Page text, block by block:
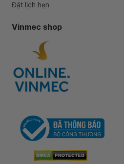
Đặt lịch hẹn
Vinmec shop